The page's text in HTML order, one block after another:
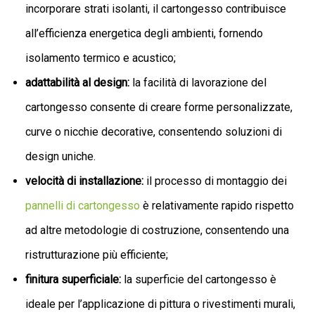
incorporare strati isolanti, il cartongesso contribuisce
all’efficienza energetica degli ambienti, fornendo
isolamento termico e acustico;
adattabilità al design:la facilità di lavorazione del
cartongesso consente di creare forme personalizzate,
curve o nicchie decorative, consentendo soluzioni di
design uniche.
velocità di installazione: il processo di montaggio dei
pannelli di cartongesso è relativamente rapido rispetto
ad altre metodologie di costruzione, consentendo una
ristrutturazione più efficiente;
finitura superficiale:la superficie del cartongesso è
ideale per l’applicazione di pittura o rivestimenti murali,